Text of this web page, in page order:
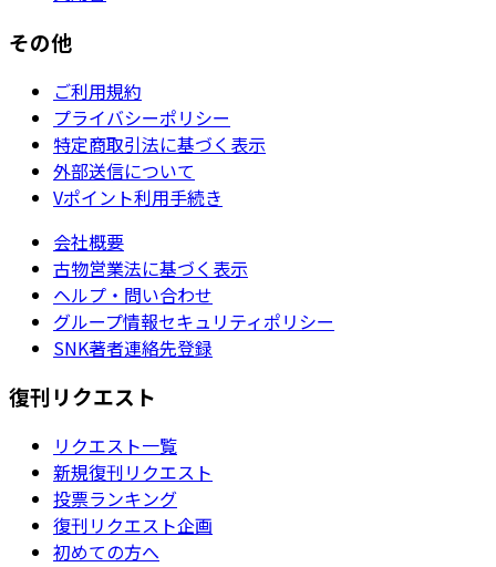
その他
ご利用規約
プライバシーポリシー
特定商取引法に基づく表示
外部送信について
Vポイント利用手続き
会社概要
古物営業法に基づく表示
ヘルプ・問い合わせ
グループ情報セキュリティポリシー
SNK著者連絡先登録
復刊リクエスト
リクエスト一覧
新規復刊リクエスト
投票ランキング
復刊リクエスト企画
初めての方へ